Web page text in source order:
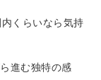
くらいなら気持
進む独特の感